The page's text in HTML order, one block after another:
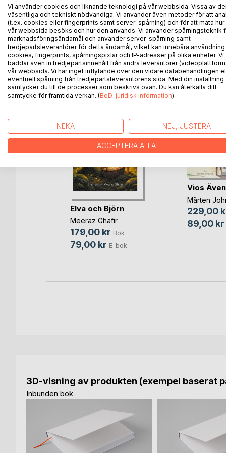
både i hem, förskola och skola.
ANDRA TITLAR HOS
Elva och Björn
Meeraz Ghafir
179,00 kr Bok
79,00 kr E-bok
Vios
Mårten
229,00
89,00 kr
3D-visning av produkten (exempel baserat
Inbunden bok
Vi använder cookies och liknande teknologi på vår webbsida. Vissa av
väsentliga och tekniskt nödvändiga. Vi använder även metoder för att
(t.ex. cookies eller fingerprints samt server-spårning) och för att mäta hur
vår webbsida besöks och hur den används. Vi använder spårningsteknik
marknadsföringsändamål och använder server-spårning samt
tredjepartsleverantörer för detta ändamål, vilket kan innebära användning
cookies, fingerprints, spårningspixlar och IP-adresser på olika enheter. Vi
bäddar även in tredjepartsinnehåll från andra leverantörer
vår webbsida. Vi har inget inflytande över den vidare databehandlingen
eventuell spårning från tredjepartsleverantörens sida. Med din inställning
samtycker du till de processer som beskrivs ovan. Du kan återkalla ditt
samtycke för framtida verkan. (BoD-juridisk information)
NEKA NEJ, JUSTERA
ACCEPTERA ALLA